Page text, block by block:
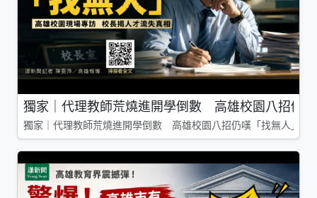
獨家｜代理教師荒燒進開學倒數 高雄校園八招仍
獨家｜代理教師荒燒進開學倒數 高雄校園八招仍嘆「找無人」